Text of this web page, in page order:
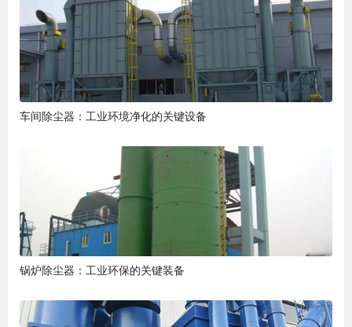
车间除尘器：工业环境净化的关键设备
锅炉除尘器：工业环保的关键装备